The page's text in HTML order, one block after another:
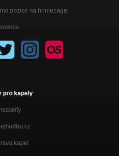
pozice na homepage
Inzerce
pro kapely
kapel